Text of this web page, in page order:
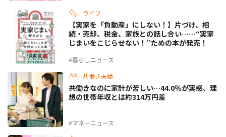
ライフ
#暮らしニュース
【実家を「負動産」にしない！】片づけ、相
続・売却、税金、家族との話し合い……“実家
じまいをこじらせない！”ための本が発売！
共働き夫婦
#マネーニュース
共働きなのに家計が苦しい…44.0％が実感、理
想の世帯年収とは約314万円差